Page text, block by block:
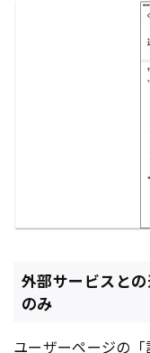
外部サービスと
のみ
ユーザーページの「